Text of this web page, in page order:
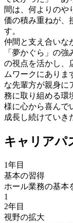
間は、何よりのや
価の積み重ねが、
す。
仲間と支え合いな
「夢かぐら」の
の視点を活かし、
ムワークにありま
な先輩方が親身に
務に取り組める環
様に心から喜んで
成長し続けていき
キャリアパ
1年目
基本の習得
ホール業務の基本
1
2年目
視野の拡大